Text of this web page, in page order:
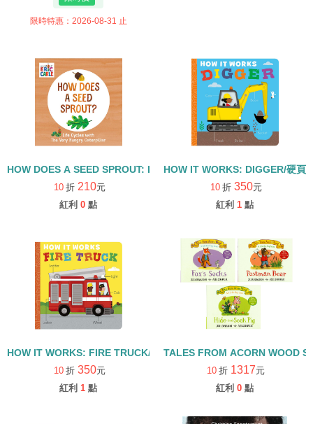
限時特惠：2026-08-31 止
HOW DOES A SEED SPROUT: LIFE CYCLES WITH THE VERY
10 折 210元
紅利 0 點
HOW IT WORKS: DIGGER/硬頁
10 折 350元
紅利 1 點
HOW IT WORKS: FIRE TRUCK/硬頁書
10 折 350元
紅利 1 點
TALES FROM ACORN WOOD
10 折 1317元
紅利 0 點